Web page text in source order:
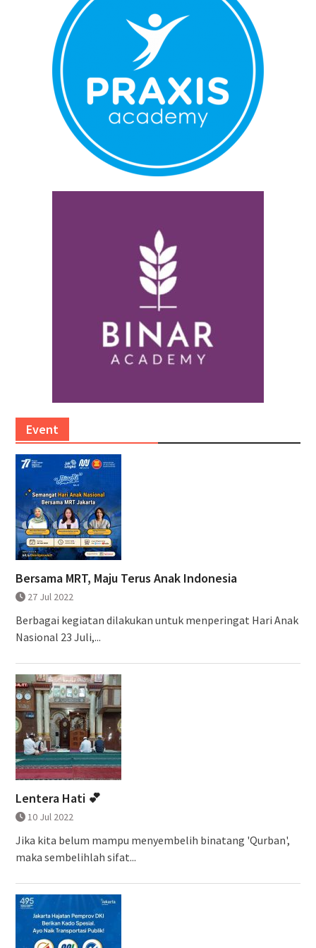
Event
Bersama MRT, Maju Terus Anak Indonesia
27 Jul 2022
Berbagai kegiatan dilakukan untuk menperingat Hari Anak
Nasional 23 Juli,...
Lentera Hati 💕
10 Jul 2022
Jika kita belum mampu menyembelih binatang 'Qurban',
maka sembelihlah sifat...